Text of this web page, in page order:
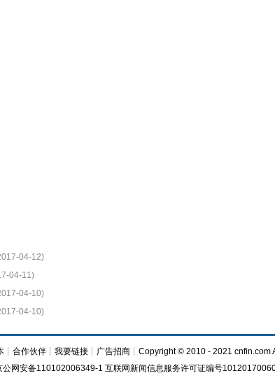
04-12)
04-11)
04-10)
04-10)
┊ 合作伙伴┊ 我要链接┊ 广告招商┊Copyright © 2010 - 2021 cnfin.com
网安备110102006349-1 互联网新闻信息服务许可证编号